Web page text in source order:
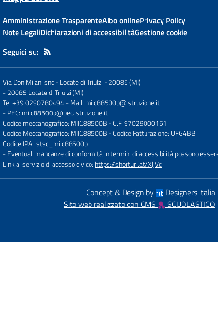
Amministrazione TrasparenteAlbo onlinePrivacy Policy
Note LegaliDichiarazioni di accessibilitàGestione cookie
Seguici su:
Via Don Milani snc - Locate di Triulzi - 20085 (MI)
-20085 Locate di Triulzi (MI)
Tel +39 0290780494- Mail: miic88500b@istruzione.it
- PEC: miic88500b@pec.istruzione.it
Codice meccanografico: MIIC88500B - C.F. 97029000151
Codice Meccanografico: MIIC88500B - Codice Fatturazione: UFG4BB
Codice IPA: istsc_miic88500b
- Eventuali mancanze di conformità in termini di accessibilità possono
Link al servizio di accesso civico: https://shorturl.at/XljVc
Concept & Design by
Designers Italia
Sito web realizzato con CMS
SCUOLASTICO